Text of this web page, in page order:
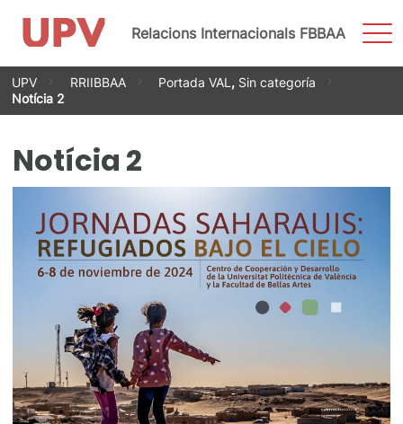
Vés
contingut
Relacions Internacionals FBBAA
UPV RRIIBBAA Portada VAL , Sin categoría
Notícia 2
Notícia 2